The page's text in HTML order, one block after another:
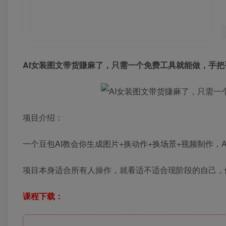
AI女装图文带货賺麻了，只需一个免费工具就能做，手
项目介绍：
一个豆包AI教会你生成图片+换动作+换场景+视频制作，
项目本身适合所有人操作，就看适不适合现阶段的自己
课程下载：